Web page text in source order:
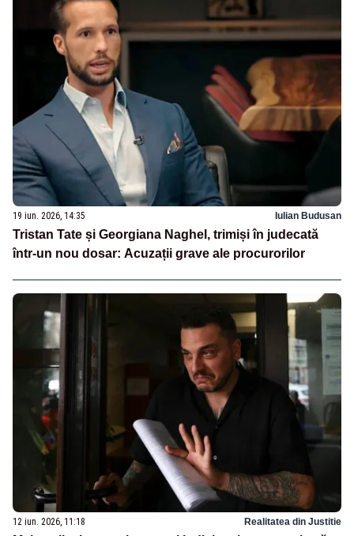
19 iun. 2026, 14:35 Iulian Budusan
Tristan Tate și Georgiana Naghel, trimiși în judecată
într-un nou dosar: Acuzații grave ale procurorilor
12 iun. 2026, 11:18 Realitatea din Justitie